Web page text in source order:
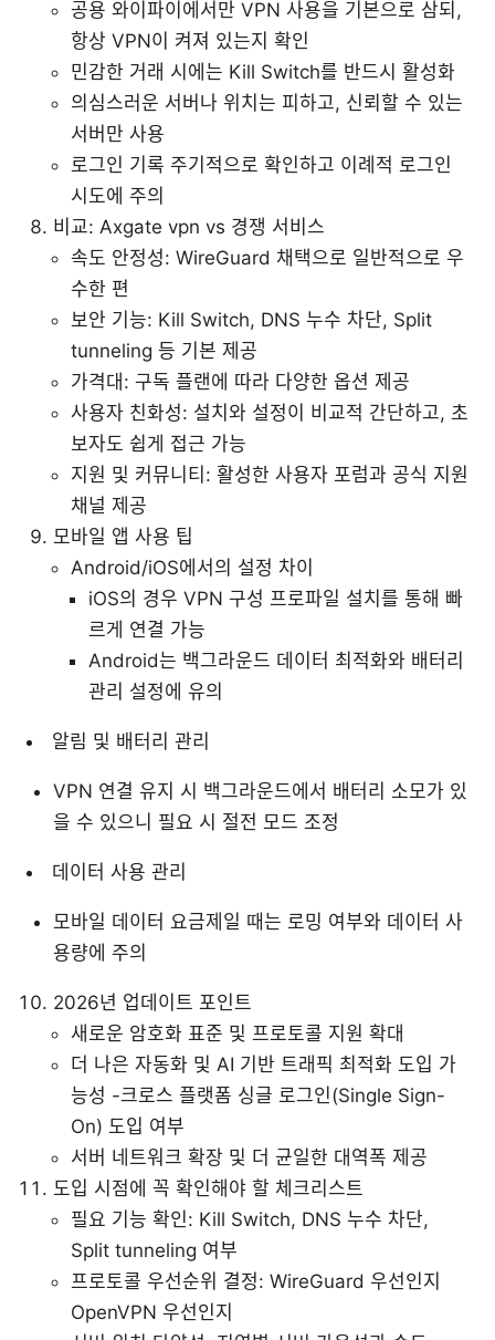
공용 와이파이에서만 VPN 사용을 기본으로 삼되,
항상 VPN이 켜져 있는지 확인
민감한 거래 시에는 Kill Switch를 반드시 활성화
의심스러운 서버나 위치는 피하고, 신뢰할 수 있는
서버만 사용
로그인 기록 주기적으로 확인하고 이례적 로그인
시도에 주의
비교: Axgate vpn vs 경쟁 서비스
속도 안정성: WireGuard 채택으로 일반적으로 우
수한 편
보안 기능: Kill Switch, DNS 누수 차단, Split
tunneling 등 기본 제공
가격대: 구독 플랜에 따라 다양한 옵션 제공
사용자 친화성: 설치와 설정이 비교적 간단하고, 초
보자도 쉽게 접근 가능
지원 및 커뮤니티: 활성한 사용자 포럼과 공식 지원
채널 제공
모바일 앱 사용 팁
Android/iOS에서의 설정 차이
iOS의 경우 VPN 구성 프로파일 설치를 통해 빠
르게 연결 가능
Android는 백그라운드 데이터 최적화와 배터리
관리 설정에 유의
알림 및 배터리 관리
VPN 연결 유지 시 백그라운드에서 배터리 소모가 있
을 수 있으니 필요 시 절전 모드 조정
데이터 사용 관리
모바일 데이터 요금제일 때는 로밍 여부와 데이터 사
용량에 주의
2026년 업데이트 포인트
새로운 암호화 표준 및 프로토콜 지원 확대
더 나은 자동화 및 AI 기반 트래픽 최적화 도입 가
능성 -크로스 플랫폼 싱글 로그인(Single Sign-
On) 도입 여부
서버 네트워크 확장 및 더 균일한 대역폭 제공
도입 시점에 꼭 확인해야 할 체크리스트
필요 기능 확인: Kill Switch, DNS 누수 차단,
Split tunneling 여부
프로토콜 우선순위 결정: WireGuard 우선인지
OpenVPN 우선인지